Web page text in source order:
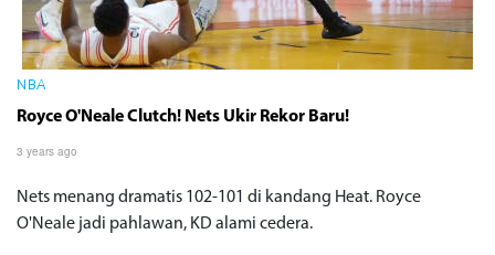
NBA
Royce O'Neale Clutch! Nets Ukir Rekor Baru!
3 years ago
Nets menang dramatis 102-101 di kandang Heat. Royce
O'Neale jadi pahlawan, KD alami cedera.